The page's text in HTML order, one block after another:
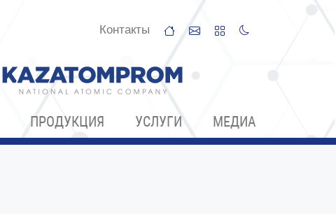
Контакты
ПРОДУКЦИЯ УСЛУГИ МЕДИА